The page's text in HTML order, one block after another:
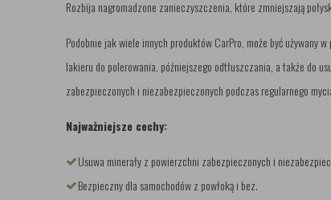
Rozbija nagromadzone zanieczyszczenia, które zmniejszają
Podobnie jak wiele innych produktów CarPro, może być używany
lakieru do polerowania, późniejszego odtłuszczania, a także do
zabezpieczonych i niezabezpieczonych podczas regularnego
Najważniejsze cechy:
Usuwa minerały z powierzchni zabezpieczonych i
Bezpieczny dla samochodów z powłoką i bez.